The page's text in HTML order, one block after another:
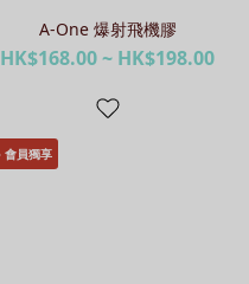
A-One 爆射飛機膠
HK$168.00 ~ HK$198.00
會員獨享